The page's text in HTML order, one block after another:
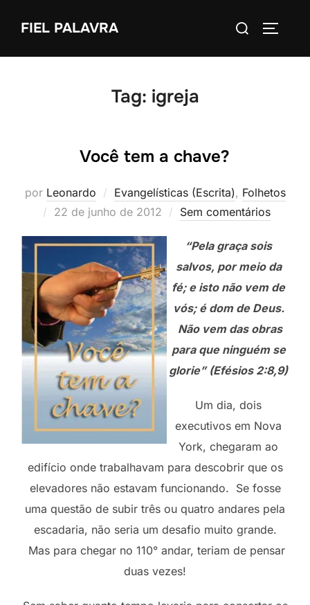
FIEL PALAVRA
Pesquisar
Tag: igreja
Você tem a chave?
por Leonardo Evangelísticas (Escrita), Folhetos
Postado
22 de junho de 2012 Sem comentários
“Pela graça sois
salvos, por meio da
fé; e isto não vem de
vós; é dom de Deus.
Não vem das obras
para que ninguém se
glorie” (Efésios 2:8,9)
Um dia, dois
executivos em Nova
York, chegaram ao
edifício onde trabalhavam para descobrir que os
elevadores não estavam funcionando. Se fosse
uma questão de subir três ou quatro andares pela
escadaria, não seria um desafio muito grande.
Mas para chegar no 110° andar, teriam de pensar
duas vezes!